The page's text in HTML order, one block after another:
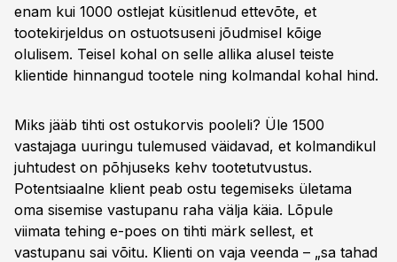
enam kui 1000 ostlejat küsitlenud ettevõte, et
tootekirjeldus on ostuotsuseni jõudmisel kõige
olulisem. Teisel kohal on selle allika alusel teiste
klientide hinnangud tootele ning kolmandal kohal hind.
Miks jääb tihti ost ostukorvis pooleli? Üle 1500
vastajaga uuringu tulemused väidavad, et kolmandikul
juhtudest on põhjuseks kehv tootetutvustus.
Potentsiaalne klient peab ostu tegemiseks ületama
oma sisemise vastupanu raha välja käia. Lõpule
viimata tehing e-poes on tihti märk sellest, et
vastupanu sai võitu. Klienti on vaja veenda – „sa tahad